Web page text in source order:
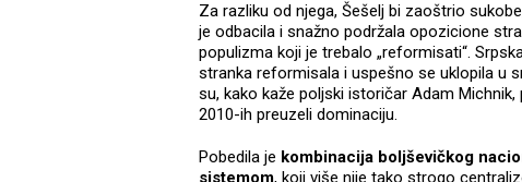
Za razliku od njega, Šešelj bi zaoštrio
je odbacila i snažno podržala opozicione
populizma koji je trebalo „reformisati“.
stranka reformisala i uspešno se uklopila u
su, kako kaže poljski istoričar Adam
2010-ih preuzeli dominaciju.
Pobedila je kombinacija boljševičkog
sistemom, koji više nije tako strogo